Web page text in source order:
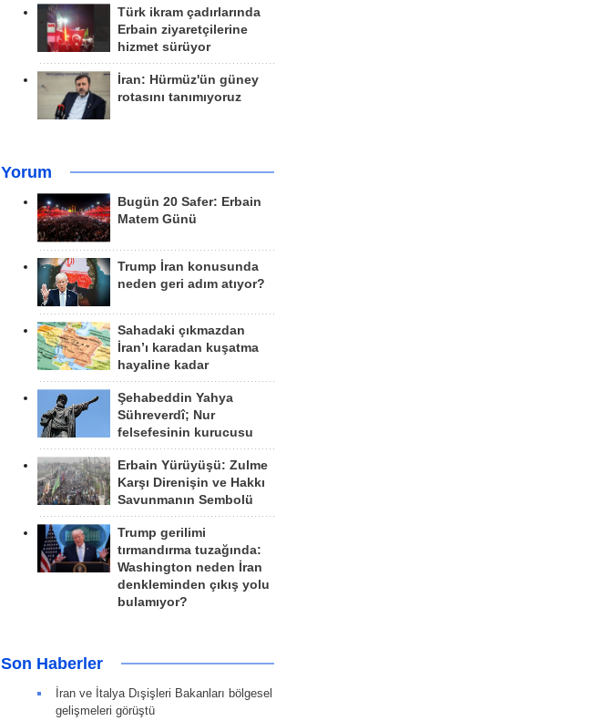
Türk ikram çadırlarında
Erbain ziyaretçilerine
hizmet sürüyor
İran: Hürmüz'ün güney
rotasını tanımıyoruz
Yorum
Bugün 20 Safer: Erbain
Matem Günü
Trump İran konusunda
neden geri adım atıyor?
Sahadaki çıkmazdan
İran’ı karadan kuşatma
hayaline kadar
Şehabeddin Yahya
Sühreverdî; Nur
felsefesinin kurucusu
Erbain Yürüyüşü: Zulme
Karşı Direnişin ve Hakkı
Savunmanın Sembolü
Trump gerilimi
tırmandırma tuzağında:
Washington neden İran
denkleminden çıkış yolu
bulamıyor?
Son Haberler
İran ve İtalya Dışişleri Bakanları bölgesel
gelişmeleri görüştü